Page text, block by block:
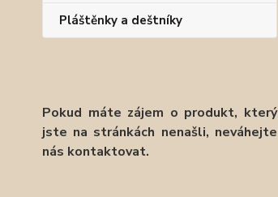
Pláštěnky a deštníky
Pokud máte zájem o produkt, který
jste na stránkách nenašli, neváhejte
nás kontaktovat.